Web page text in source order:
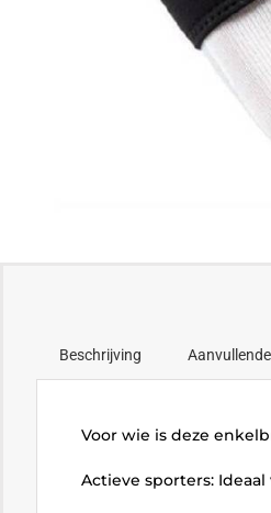
Beschrijving
Voor wie is deze
Actieve sporters: